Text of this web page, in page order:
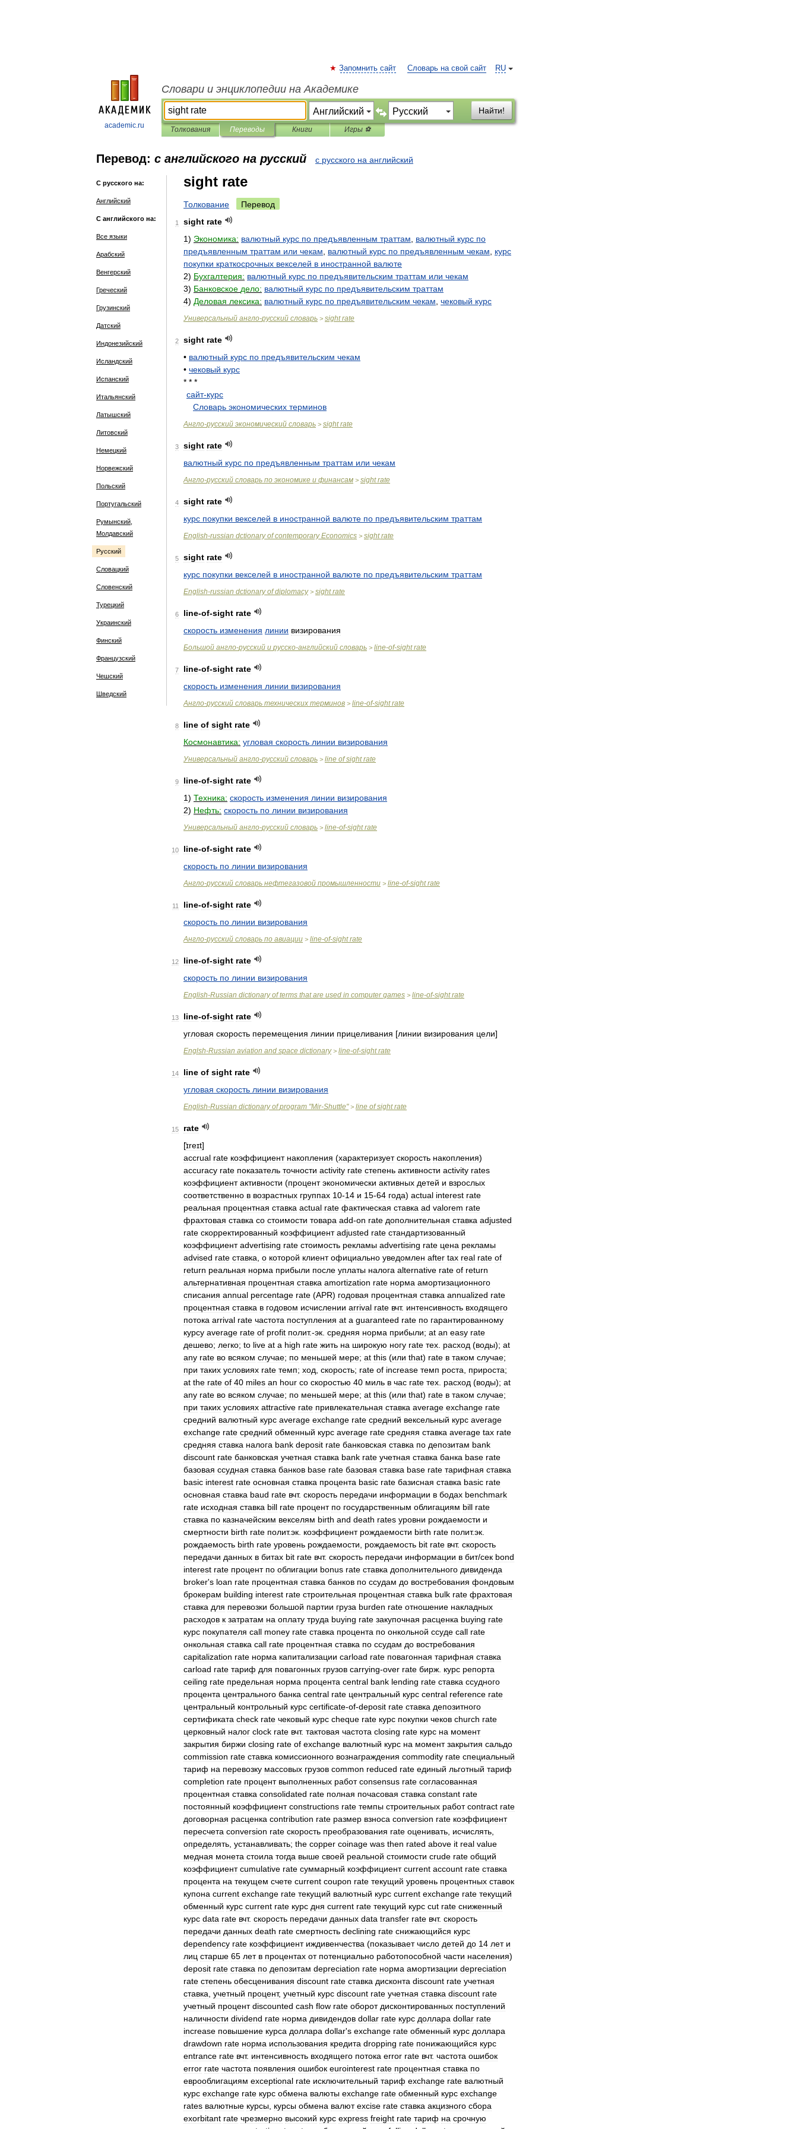
academic.ru
RU
Запомнить сайт Словарь на свой сайт
Словари и энциклопедии на Академике
Найти!
Толкования Переводы Книги Игры ⚽
Перевод: с английского на русский с русского на английский
С русского на:
Английский
С английского на:
Все языки
Арабский
Венгерский
Греческий
Грузинский
Датский
Индонезийский
Исландский
Испанский
Итальянский
Латышский
Литовский
Немецкий
Норвежский
Польский
Португальский
Румынский,
Молдавский
Русский
Словацкий
Словенский
Турецкий
Украинский
Финский
Французский
Чешский
Шведский
sight rate
Толкование Перевод
1 sight rate
1) Экономика: валютный курс по предъявленным траттам валютный курс по
предъявленным траттам или чекам валютный курс по предъявленным чекам
курс
покупки краткосрочных векселей в иностранной валюте
2) Бухгалтерия: валютный курс по предъявительским траттам или чекам
3) Банковское дело: валютный курс по предъявительским траттам
4) Деловая лексика: валютный курс по предъявительским чекам чековый курс
Универсальный англо-русский словарь > sight rate
2 sight rate
• валютный курс по предъявительским чекам
• чековый курс
* * *
сайт-курс
Словарь экономических терминов
Англо-русский экономический словарь > sight rate
3 sight rate
валютный курс по предъявленным траттам или чекам
Англо-русский словарь по экономике и финансам > sight rate
4 sight rate
курс покупки векселей в иностранной валюте по предъявительским траттам
English-russian dctionary of contemporary Economics > sight rate
5 sight rate
курс покупки векселей в иностранной валюте по предъявительским траттам
English-russian dctionary of diplomacy> sight rate
6 line-of-sight rate
скорость изменения линии визирования
Большой англо-русский и русско-английский словарь > line-of-sight rate
7 line-of-sight rate
скорость изменения линии визирования
Англо-русский словарь технических терминов > line-of-sight rate
8 line of sight rate
Космонавтика: угловая скорость линии визирования
Универсальный англо-русский словарь > line of sight rate
9 line-of-sight rate
1) Техника: скорость изменения линии визирования
2) Нефть: скорость по линии визирования
Универсальный англо-русский словарь > line-of-sight rate
10 line-of-sight rate
скорость по линии визирования
Англо-русский словарь нефтегазовой промышленности > line-of-sight rate
11 line-of-sight rate
скорость по линии визирования
Англо-русский словарь по авиации > line-of-sight rate
12 line-of-sight rate
скорость по линии визирования
English-Russian dictionary of terms that are used in computer games > line-of-sight rate
13 line-of-sight rate
угловая скорость перемещения линии прицеливания [линии визирования цели]
Englsh-Russian aviation and space dictionary> line-of-sight rate
14 line of sight rate
угловая скорость линии визирования
English-Russian dictionary of program "Mir-Shuttle"> line of sight rate
15
rate
[̈ɪreɪt]
accrual rate коэффициент накопления (характеризует скорость накопления)
accuracy rate показатель точности activity rate степень активности activity rates
коэффициент активности (процент экономически активных детей и взрослых
соответственно в возрастных группах 10-14 и 15-64 года) actual interest rate
реальная процентная ставка actual rate фактическая ставка ad valorem rate
фрахтовая ставка со стоимости товара add-on rate дополнительная ставка adjusted
rate скорректированный коэффициент adjusted rate стандартизованный
коэффициент advertising rate стоимость рекламы advertising rate цена рекламы
advised rate ставка о которой клиент официально уведомлен after tax real rate of
return реальная норма прибыли после уплаты налога alternative rate of return
альтернативная процентная ставка amortization rate норма амортизационного
списания annual percentage rate (APR) годовая процентная ставка annualized rate
процентная ставка в годовом исчислении arrival rate вчт. интенсивность входящего
потока arrival rate частота поступления at a guaranteed rate по гарантированному
курсу average rate of profit полит.-эк средняя норма прибыли; at an easy rate
дешево; легко; to live at a high rate жить на широкую ногу rate тех расход (воды); at
any rate во всяком случае; по меньшей мере; at this (или that) rate в таком случае;
при таких условиях rate темп; ход скорость; rate of increase темп роста прироста;
at the rate of 40 miles an hour со скоростью 40 миль в час rate тех расход (воды); at
any rate во всяком случае; по меньшей мере; at this (или that) rate в таком случае;
при таких условиях attractive rate привлекательная ставка average exchange rate
средний валютный курс average exchange rate средний вексельный курс average
exchange rate средний обменный курс average rate средняя ставка average tax rate
средняя ставка налога bank deposit rate банковская ставка по депозитам bank
discount rate банковская учетная ставка bank rate учетная ставка банка base rate
базовая ссудная ставка банков base rate базовая ставка base rate тарифная ставка
basic interest rate основная ставка процента basic rate базисная ставка basic rate
основная ставка baud rate вчт. скорость передачи информации в бодах benchmark
rate исходная ставка bill rate процент по государственным облигациям bill rate
ставка по казначейским векселям birth and death rates уровни рождаемости и
смертности birth rate полит.эк коэффициент рождаемости birth rate полит.эк
рождаемость birth rate уровень рождаемости рождаемость bit rate вчт. скорость
передачи данных в битах bit rate вчт. скорость передачи информации в бит/сек bond
interest rate процент по облигации bonus rate ставка дополнительного дивиденда
broker's loan rate процентная ставка банков по ссудам до востребования фондовым
брокерам building interest rate строительная процентная ставка bulk rate фрахтовая
ставка для перевозки большой партии груза burden rate отношение накладных
расходов к затратам на оплату труда buying rate закупочная расценка buying rate
курс покупателя call money rate ставка процента по онкольной ссуде call rate
онкольная ставка call rate процентная ставка по ссудам до востребования
capitalization rate норма капитализации carload rate повагонная тарифная ставка
carload rate тариф для повагонных грузов carrying-over rate бирж курс репорта
ceiling rate предельная норма процента central bank lending rate ставка ссудного
процента центрального банка central rate центральный курс central reference rate
центральный контрольный курс certificate-of-deposit rate ставка депозитного
сертификата check rate чековый курс cheque rate курс покупки чеков church rate
церковный налог clock rate вчт. тактовая частота closing rate курс на момент
закрытия биржи closing rate of exchange валютный курс на момент закрытия сальдо
commission rate ставка комиссионного вознаграждения commodity rate специальный
тариф на перевозку массовых грузов common reduced rate единый льготный тариф
completion rate процент выполненных работ consensus rate согласованная
процентная ставка consolidated rate полная почасовая ставка constant rate
постоянный коэффициент constructions rate темпы строительных работ contract rate
договорная расценка contribution rate размер взноса conversion rate коэффициент
пересчета conversion rate скорость преобразования rate оценивать исчислять
определять устанавливать; the copper coinage was then rated above it real value
медная монета стоила тогда выше своей реальной стоимости crude rate общий
коэффициент cumulative rate суммарный коэффициент current account rate ставка
процента на текущем счете current coupon rate текущий уровень процентных ставок
купона current exchange rate текущий валютный курс current exchange rate текущий
обменный курс current rate курс дня current rate текущий курс cut rate сниженный
курс data rate вчт. скорость передачи данных data transfer rate вчт. скорость
передачи данных death rate смертность declining rate снижающийся курс
dependency rate коэффициент иждивенчества (показывает число детей до 14 лет и
лиц старше 65 лет в процентах от потенциально работопособной части населения)
deposit rate ставка по депозитам depreciation rate норма амортизации depreciation
rate степень обесценивания discount rate ставка дисконта discount rate учетная
ставка учетный процент, учетный курс discount rate учетная ставка discount rate
учетный процент discounted cash flow rate оборот дисконтированных поступлений
наличности dividend rate норма дивидендов dollar rate курс доллара dollar rate
increase повышение курса доллара dollar's exchange rate обменный курс доллара
drawdown rate норма использования кредита dropping rate понижающийся курс
entrance rate вчт. интенсивность входящего потока error rate вчт. частота ошибок
error rate частота появления ошибок eurointerest rate процентная ставка по
еврооблигациям exceptional rate исключительный тариф exchange rate валютный
курс exchange rate курс обмена валюты exchange rate обменный курс exchange
rates валютные курсы курсы обмена валют excise rate ставка акцизного сбора
exorbitant rate чрезмерно высокий курс express freight rate тариф на срочную